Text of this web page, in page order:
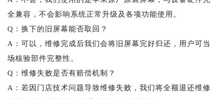
全兼容，不会影响系统正常升级及各项功能使用。
Q：换下的旧屏幕能否取回？
A：可以，维修完成后我们会将旧屏幕完好归还，用户可当
场核验部件完整性。
Q：维修失败是否有赔偿机制？
A：若因门店技术问题导致维修失败，我们将全额退还维修